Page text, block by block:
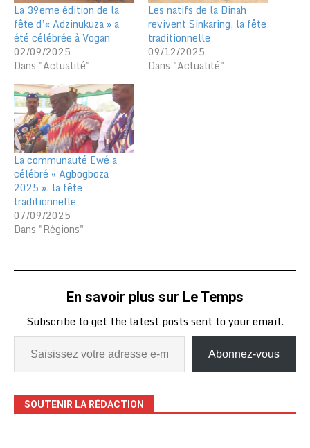
La 39eme édition de la
fête d’« Adzinukuza » a
été célébrée à Vogan
02/09/2025
Dans "Actualité"
Les natifs de la Binah
revivent Sinkaring, la fête
traditionnelle
09/12/2025
Dans "Actualité"
La communauté Ewé a
célébré « Agbogboza
2025 », la fête
traditionnelle
07/09/2025
Dans "Régions"
En savoir plus sur Le Temps
Subscribe to get the latest posts sent to your email.
Abonnez-vous
SOUTENIR LA RÉDACTION